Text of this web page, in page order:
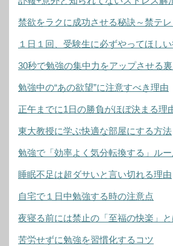
禁欲をラクに成功させる秘訣～禁テレ
１日１回、受験生に必ずやってほし
30秒で勉強の集中力をアップさせる
勉強中の“あの欲望”に注意すべき理由
正午までに1日の勝負がほぼ決まる理
東大教授に学ぶ快適な部屋にする方法
勉強で「効率よく気分転換する」ル
睡眠不足は超ダサいと言い切れる理由
自宅で１日中勉強する時の注意点
夜寝る前には禁止の「至福の快楽」と
苦労せずに勉強を習慣化するコツ